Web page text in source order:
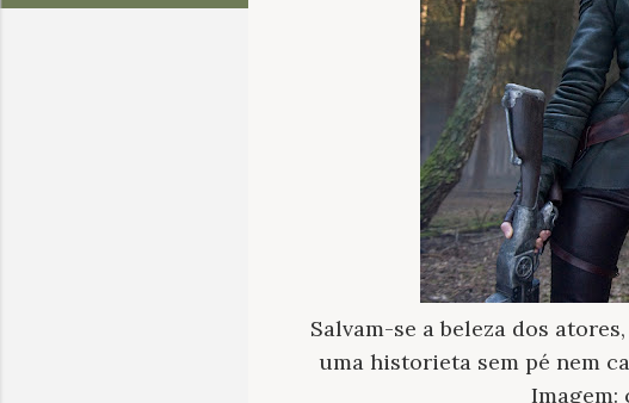
Salvam-se a beleza dos
uma historieta sem pé nem
Imagem: